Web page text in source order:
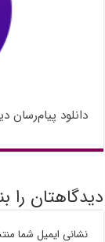
دانلود پیام‌رسان
دیدگاهتان را
نشانی ایمیل شما